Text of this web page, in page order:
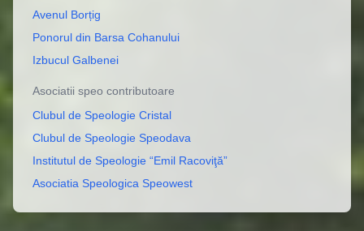
Avenul Borțig
Ponorul din Barsa Cohanului
Izbucul Galbenei
Asociatii speo contributoare
Clubul de Speologie Cristal
Clubul de Speologie Speodava
Institutul de Speologie “Emil Racoviţă”
Asociatia Speologica Speowest